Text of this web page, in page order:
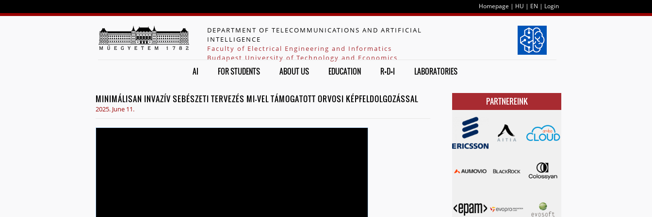
Homepage | HU | EN | Login
DEPARTMENT OF TELECOMMUNICATIONS AND ARTIFICIAL
INTELLIGENCE
Faculty of Electrical Engineering and Informatics
Budapest University of Technology and Economics
AI FOR STUDENTS ABOUT US EDUCATION R+D+I LABORATORIES
MINIMÁLISAN INVAZÍV SEBÉSZETI TERVEZÉS MI-VEL TÁMOGATOTT ORVOSI KÉPFELDOLGOZÁSSAL
2025. June 11.
PARTNEREINK